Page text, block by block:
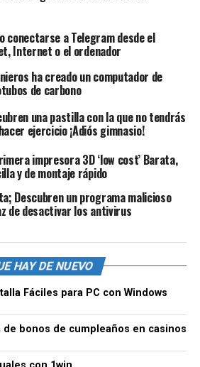
conectarse a Telegram desde el
Internet o el ordenador
ha creado un computador de
de carbono
una pastilla con la que no tendrás
ejercicio ¡Adiós gimnasio!
impresora 3D ‘low cost’ Barata,
y de montaje rápido
Descubren un programa malicioso
de desactivar los antivirus
HAY DE NUEVO
Fáciles para PC con Windows
de bonos de cumpleaños en casinos